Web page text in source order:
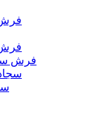
فرش
فرش
فرش سجاده ای
سجاده